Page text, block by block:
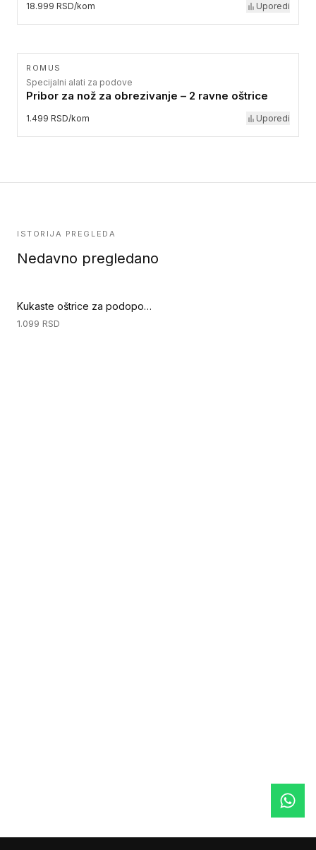
18.999 RSD/kom Uporedi
ROMUS
Specijalni alati za podove
Pribor za nož za obrezivanje – 2 ravne oštrice
1.499 RSD/kom Uporedi
ISTORIJA PREGLEDA
Nedavno pregledano
Kukaste oštrice za podopolagački nož - W8 L - 10 komada (Ručni alati za podove)
1.099 RSD